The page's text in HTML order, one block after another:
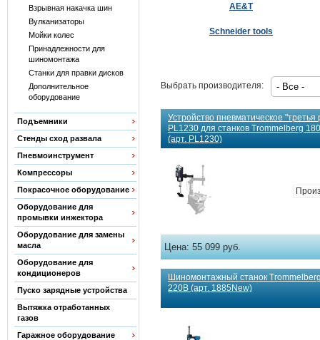
Взрывная накачка шин
Вулканизаторы
Мойки колес
Принадлежности для
шиномонтажа
Станки для правки дисков
Дополнительное
оборудование
Подъемники
Стенды сход развала
Пневмоинструмент
Компрессоры
Покрасочное оборудование
Оборудование для
промывки инжектора
Оборудование для замены
масла
Оборудование для
кондиционеров
Пуско зарядные устройства
Вытяжка отработанных
газов
Гаражное оборудование
AE&T
Schneider tools
Выбрать производителя:
Устройство пневматическое "третья
PL1230 для станков Trommelberg
(арт. PL1230)
Цена: 55 099 руб.
Шиномонтажный станок
220В (арт. 1885New)